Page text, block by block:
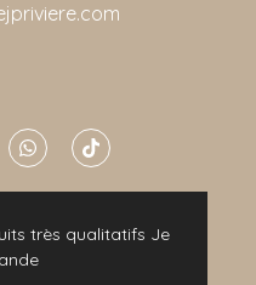
très qualitatifs Je